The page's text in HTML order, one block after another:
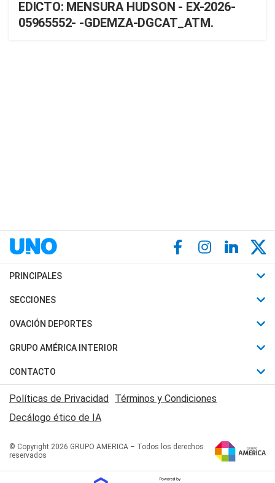
EDICTO: MENSURA HUDSON - EX-2026-
05965552- -GDEMZA-DGCAT_ATM.
PRINCIPALES
Últimas Noticias
Política
Judiciales
Economia
SECCIONES
Horóscopo
Motores
Trucos caseros
Series y Películas
Edictos y Solicitadas
OVACIÓN DEPORTES
Fútbol
Mundial
Automovilismo
Rugby
Básquet
GRUPO AMÉRICA INTERIOR
Canal 7 en Vivo
San Juan 8
CONTACTO
Acerca de Nosotros
Contactanos
Políticas de Privacidad Términos y Condiciones
Decálogo ético de IA
© Copyright 2026 GRUPO AMERICA – Todos los derechos
reservados